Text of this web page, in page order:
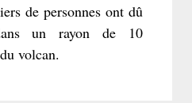
de personnes ont dû
un rayon de 10
volcan.